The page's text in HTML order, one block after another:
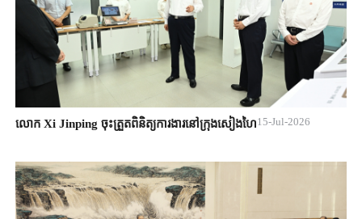
លោក Xi Jinping ចុះត្រួតពិនិត្យការងារនៅក្រុងសៀងហៃ15-Jul-2026